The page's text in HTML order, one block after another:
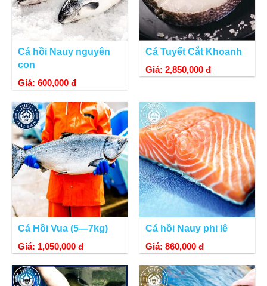
Cá hồi Nauy nguyên
con
Giá: 600,000 đ
Cá Tuyết Cắt Khoanh
Giá: 2,850,000 đ
Cá Hồi Vua (5—7kg)
Giá: 1,050,000 đ
Cá hồi Nauy phi lê
Giá: 860,000 đ